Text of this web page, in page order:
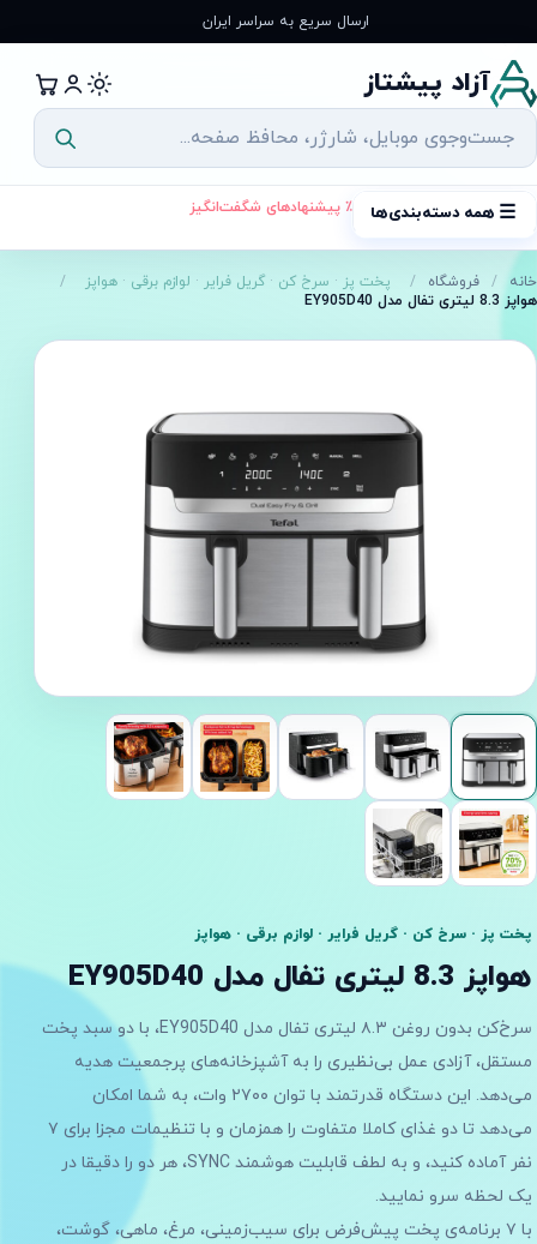
به
محتوا
ارسال سریع به سراسر ایران
آزاد پیشتاز
☰ همه دسته‌بندی‌ها ٪ پیشنهادهای شگفت‌انگیز
خانه / فروشگاه / پخت پز · سرخ کن · گریل فرایر · لوازم برقی · هواپز
/
هواپز 8.3 لیتری تفال مدل EY905D40
پخت پز · سرخ کن · گریل فرایر · لوازم برقی · هواپز
هواپز 8.3 لیتری تفال مدل EY905D40
سرخ‌کن بدون روغن ۸.۳ لیتری تفال مدل EY905D40، با دو سبد پخت
مستقل، آزادی عمل بی‌نظیری را به آشپزخانه‌های پرجمعیت هدیه
می‌دهد. این دستگاه قدرتمند با توان ۲۷۰۰ وات، به شما امکان
می‌دهد تا دو غذای کاملا متفاوت را همزمان و با تنظیمات مجزا برای ۷
نفر آماده کنید، و به لطف قابلیت هوشمند SYNC، هر دو را دقیقا در
یک لحظه سرو نمایید.
با ۷ برنامه‌ی پخت پیش‌فرض برای سیب‌زمینی، مرغ، ماهی، گوشت،